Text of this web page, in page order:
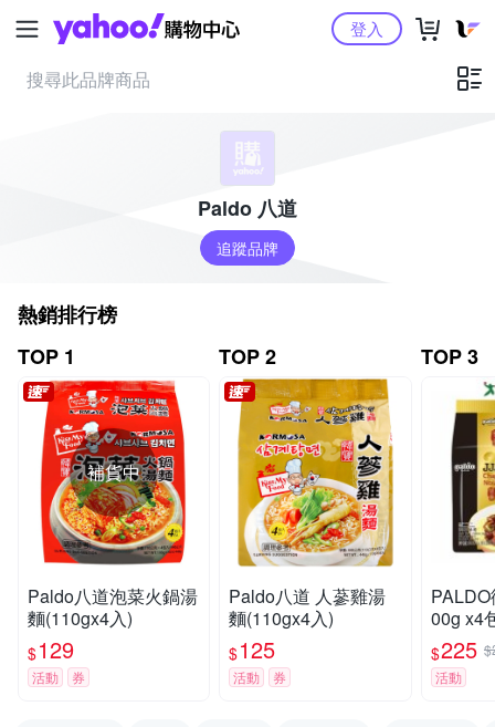
Yahoo購物中心登入
Paldo 八道
追蹤品牌
熱銷排行榜
TOP 1
補貨中
Paldo八道泡菜火鍋湯
麵(110gx4入)
$129
活動 券
TOP 2
Paldo八道 人蔘雞湯
麵(110gx4入)
$125
活動 券
TOP 3
00g x4
$225
活動